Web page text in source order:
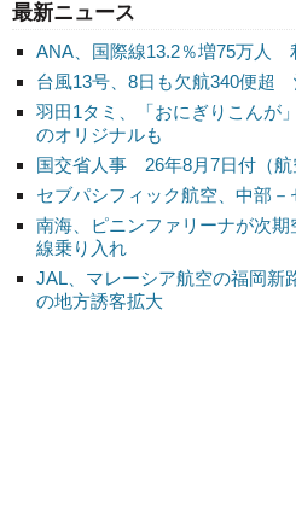
最新ニュース
ANA、国際線13.2％増75万人
台風13号、8日も欠航340便超
羽田1タミ、「おにぎりこん
のオリジナルも
国交省人事 26年8月7日付（航
セブパシフィック航空、中部
南海、ピニンファリーナが次
線乗り入れ
JAL、マレーシア航空の福岡
の地方誘客拡大